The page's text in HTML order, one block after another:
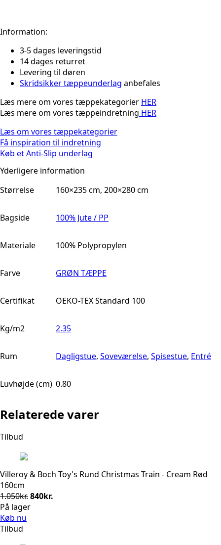
Information:
3-5 dages leveringstid
14 dages returret
Levering til døren
Skridsikker tæppeunderlag anbefales
Læs mere om vores tæppekategorier HER
Læs mere om vores tæppeindretning HER
Læs om vores tæppekategorier
Få inspiration til indretning
Køb et Anti-Slip underlag
Yderligere information
Størrelse
160×235 cm, 200×280 cm
Bagside 100% Jute / PP
Materiale 100% Polypropylen
Farve GRØN TÆPPE
Certifikat OEKO-TEX Standard 100
Kg/m2 2.35
Rum Dagligstue, Soveværelse, Spisestue, Entré
Luvhøjde (cm) 0.80
Relaterede varer
Tilbud
Villeroy & Boch Toy's Rund Christmas Train - Cream Rød
160cm
1.050kr.Den
oprindelige
840kr.
På lager
Køb nu
Tilbud